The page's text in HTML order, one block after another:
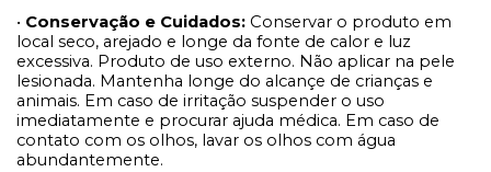
• Conservação e Cuidados: Conservar o produto em
local seco, arejado e longe da fonte de calor e luz
excessiva. Produto de uso externo. Não aplicar na pele
lesionada. Mantenha longe do alcançe de crianças e
animais. Em caso de irritação suspender o uso
imediatamente e procurar ajuda médica. Em caso de
contato com os olhos, lavar os olhos com água
abundantemente.